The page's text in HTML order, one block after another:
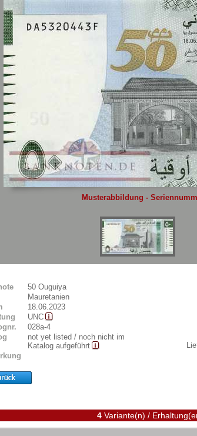
Musterabbildung -
50 Ouguiya
Mauretanien
18.06.2023
UNC
028a-4
not yet listed / noch nicht im
Katalog aufgeführt
4 Variante(n) /